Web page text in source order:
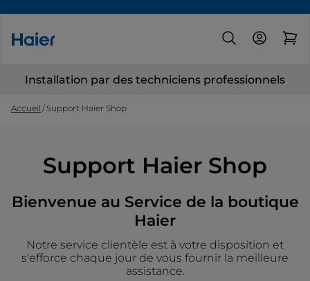
Installation par des techniciens professionnels
Accueil Support Haier Shop
Support Haier Shop
Bienvenue au Service de la boutique
Haier
Notre service clientèle est à votre disposition et
s'efforce chaque jour de vous fournir la meilleure
assistance.